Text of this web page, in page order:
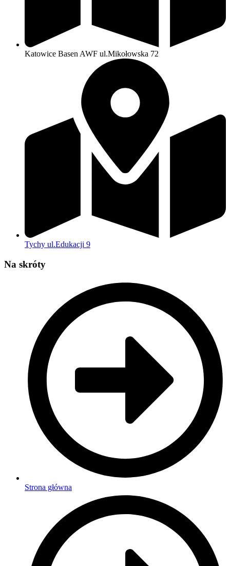
Katowice Basen AWF ul.Mikołowska 72
Tychy ul.Edukacji 9
Na skróty
Strona główna